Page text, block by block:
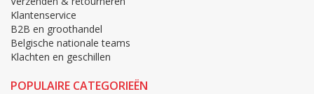
Klantenservice
B2B en groothandel
Belgische nationale teams
Klachten en geschillen
POPULAIRE CATEGORIEËN